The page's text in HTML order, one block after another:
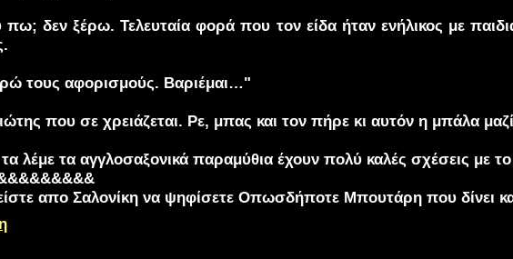
πω; δεν ξέρω. Τελευταία φορά που τον είδα ήταν ενήλικος με
τους αφορισμούς. Βαριέμαι…"
που σε χρειάζεται. Ρε, μπας και τον πήρε κι αυτόν η μπάλα
λέμε τα αγγλοσαξονικά παραμύθια έχουν πολύ καλές σχέσεις με
απο Σαλονίκη να ψηφίσετε Οπωσδήποτε Μπουτάρη που δίνει